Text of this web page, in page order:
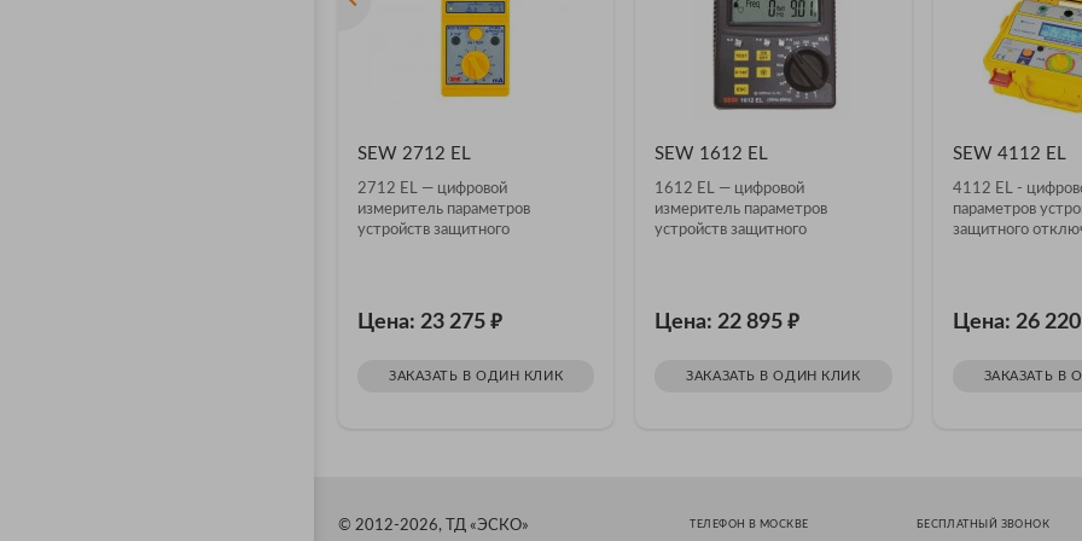
SEW 2712 EL
2712 EL — цифровой
измеритель параметров
устройств защитного
Цена: 23 275 ₽
ЗАКАЗАТЬ В ОДИН КЛИК
SEW 1612 EL
1612 EL — цифровой
измеритель параметров
устройств защитного
Цена: 22 895₽
ЗАКАЗАТЬ В ОДИН КЛИК
SEW 4112 EL
4112 EL -
параметров
защитного
Цена: 26 220
ЗАКАЗАТЬ В
© 2012-2026, ТД «ЭСКО» ТЕЛЕФОН В МОСКВЕ БЕСПЛАТНЫЙ ЗВОНОК